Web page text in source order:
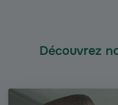
Découvrez